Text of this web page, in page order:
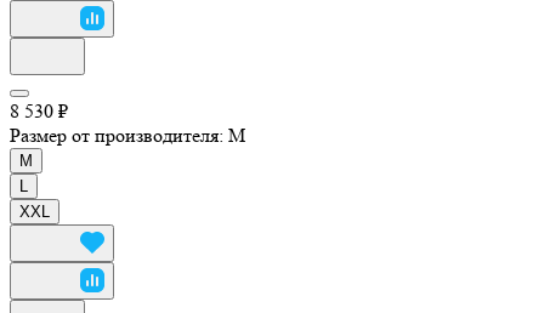
8 530 ₽
Размер от производителя: M
M
XXL